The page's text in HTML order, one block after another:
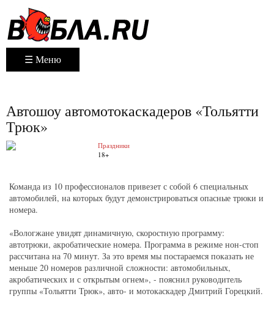
☰ Меню
Автошоу автомотокаскадеров «Тольятти
Трюк»
Праздники
18+
Команда из 10 профессионалов привезет с собой 6 специальных
автомобилей, на которых будут демонстрироваться опасные трюки и
номера.
«Вологжане увидят динамичную, скоростную программу:
автотрюки, акробатические номера. Программа в режиме нон-стоп
рассчитана на 70 минут. За это время мы постараемся показать не
меньше 20 номеров различной сложности: автомобильных,
акробатических и с открытым огнем», - пояснил руководитель
группы «Тольятти Трюк», авто- и мотокаскадер Дмитрий Горецкий.